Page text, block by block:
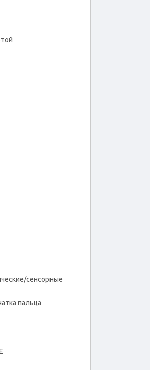
сенсорные
пальца